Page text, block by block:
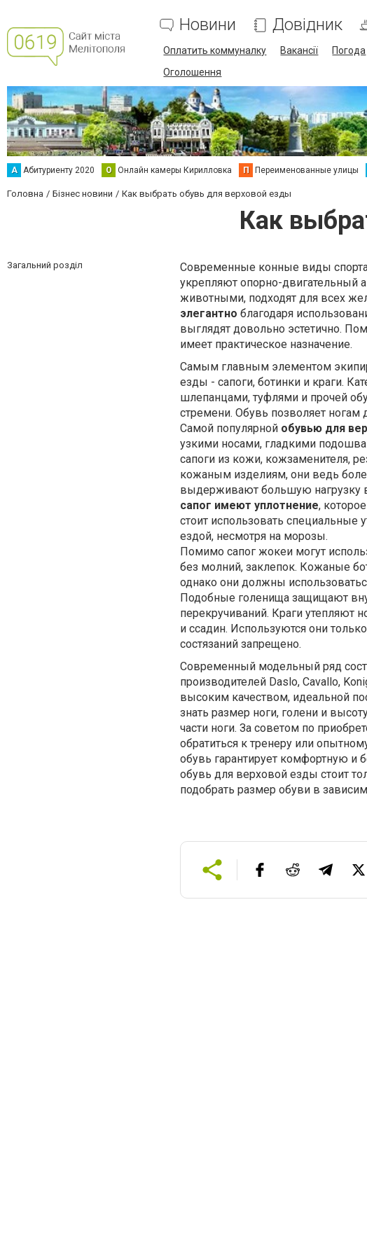
Новини Довідник
Оплатить коммуналку Вакансії Погода
Оголошення
А Абитуриенту 2020 О Онлайн камеры Кирилловка П Переименованные улицы
Головна Бізнес новини Как выбрать обувь для верховой езды
Как
Загальний розділ
Современные конные виды
укрепляют опорно-двигательный
животными, подходят для всех
элегантно благодаря
выглядят довольно эстетично.
имеет практическое назначение.
Самым главным элементом
езды - сапоги, ботинки и краги.
шлепанцами, туфлями и прочей
стремени. Обувь позволяет
Самой популярной обувью для
узкими носами, гладкими
сапоги из кожи, кожзаменителя,
кожаным изделиям, они ведь
выдерживают большую нагрузку
сапог имеют уплотнение,
стоит использовать
ездой, несмотря на морозы.
Помимо сапог жокеи могут
без молний, заклепок. Кожаные
однако они должны
Подобные голенища защищают
перекручиваний. Краги утепляют
и ссадин. Используются они
состязаний запрещено.
Современный модельный ряд
производителей Daslo, Cavallo,
высоким качеством, идеальной
знать размер ноги, голени и
части ноги. За советом по
обратиться к тренеру или
обувь гарантирует комфортную
обувь для верховой езды стоит
подобрать размер обуви в